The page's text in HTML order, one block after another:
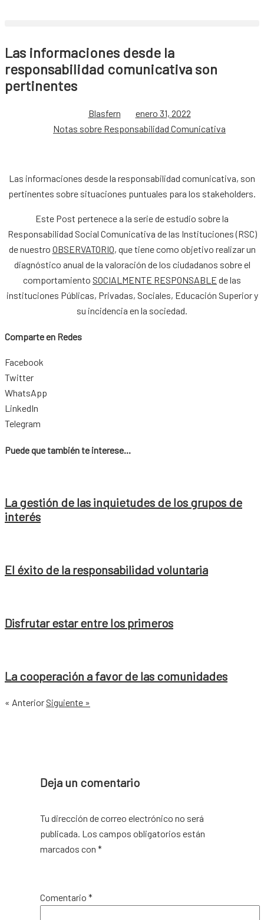
Las informaciones desde la
responsabilidad comunicativa son
pertinentes
Blasfern
enero 31, 2022
Notas sobre Responsabilidad Comunicativa
Las informaciones desde la responsabilidad comunicativa, son
pertinentes sobre situaciones puntuales para los stakeholders.
Este Post pertenece a la serie de estudio sobre la
Responsabilidad Social Comunicativa de las Instituciones (RSC)
de nuestro OBSERVATORIO, que tiene como objetivo realizar un
diagnóstico anual de la valoración de los ciudadanos sobre el
comportamiento SOCIALMENTE RESPONSABLE de las
instituciones Públicas, Privadas, Sociales, Educación Superior y
su incidencia en la sociedad.
Comparte en Redes
Facebook
Twitter
WhatsApp
LinkedIn
Telegram
Puede que también te interese...
La gestión de las inquietudes de los grupos de
interés
El éxito de la responsabilidad voluntaria
Disfrutar estar entre los primeros
La cooperación a favor de las comunidades
« Anterior Siguiente »
Deja un comentario
Tu dirección de correo electrónico no será
publicada. Los campos obligatorios están
marcados con *
Comentario *